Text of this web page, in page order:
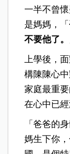
一半不曾
是媽媽，「
不要他了。
上學後，
構陳陳心
家庭最重
在心中已經
「爸爸的
媽生下你